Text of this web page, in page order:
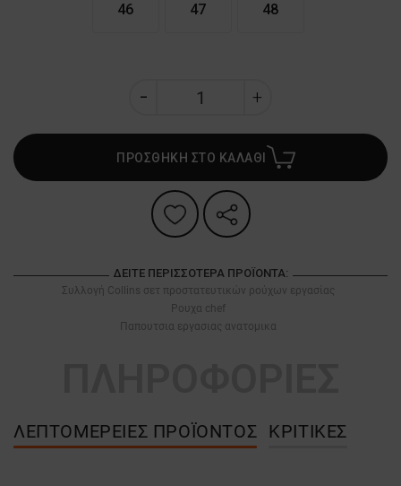
46 47 48
ΠΡΟΣΘΗΚΗ ΣΤΟ ΚΑΛΑΘΙ
ΔΕΊΤΕ ΠΕΡΙΣΣΌΤΕΡΑ ΠΡΟΪΌΝΤΑ:
Συλλογή Collins σετ προστατευτικών ρούχων εργασίας
Ρουχα chef
Παπουτσια εργασιας ανατομικα
ΛΕΠΤΟΜΈΡΕΙΕΣ ΠΡΟΪΌΝΤΟΣ ΚΡΙΤΙΚΈΣ